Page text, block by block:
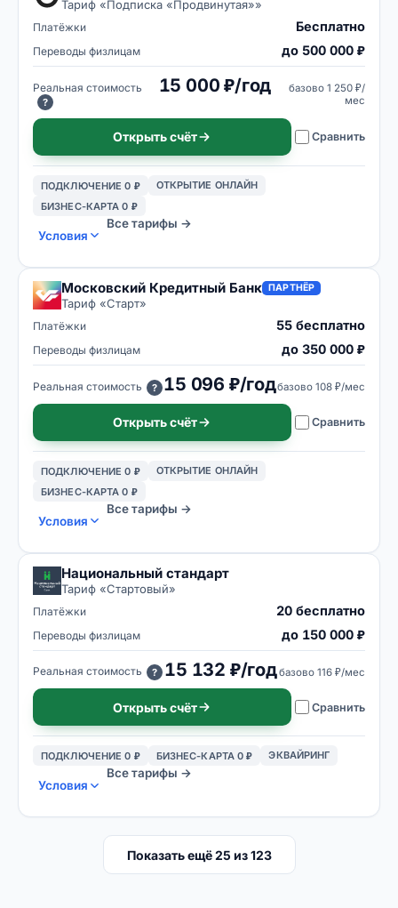
Тариф «Подписка «Продвинутая»»
Платёжки Бесплатно
Переводы физлицам до 500 000 ₽
Реальная стоимость
?
15 000 ₽/год базово 1 250 ₽/
мес
Открыть счёт Сравнить
ПОДКЛЮЧЕНИЕ 0 ₽
ОТКРЫТИЕ ОНЛАЙН
БИЗНЕС-КАРТА 0 ₽
Условия
Все тарифы →
Московский Кредитный Банк ПАРТНЁР
Тариф «Старт»
Платёжки 55 бесплатно
Переводы физлицам до 350 000 ₽
Реальная стоимость ? 15 096 ₽/годбазово 108 ₽/мес
Открыть счёт Сравнить
ПОДКЛЮЧЕНИЕ 0 ₽
ОТКРЫТИЕ ОНЛАЙН
БИЗНЕС-КАРТА 0 ₽
Условия
Все тарифы →
Национальный стандарт
Тариф «Стартовый»
Платёжки 20 бесплатно
Переводы физлицам до 150 000 ₽
Реальная стоимость ? 15 132 ₽/годбазово 116 ₽/мес
Открыть счёт Сравнить
ПОДКЛЮЧЕНИЕ 0 ₽ БИЗНЕС-КАРТА 0 ₽ ЭКВАЙРИНГ
Условия
Все тарифы →
Показать ещё25 из123